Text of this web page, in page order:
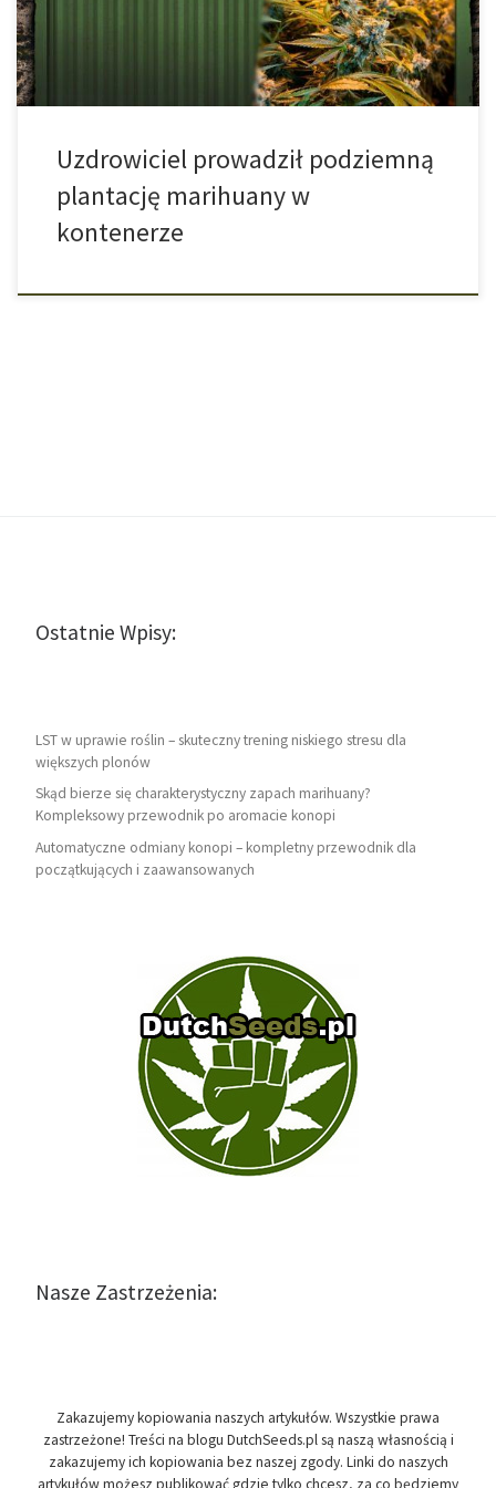
wyroku. Plantacja marihuany, o którą toczył się […]
Uzdrowiciel prowadził podziemną
plantację marihuany w
kontenerze
Ostatnie Wpisy:
LST w uprawie roślin – skuteczny trening niskiego stresu dla
większych plonów
Skąd bierze się charakterystyczny zapach marihuany?
Kompleksowy przewodnik po aromacie konopi
Automatyczne odmiany konopi – kompletny przewodnik dla
początkujących i zaawansowanych
Nasze Zastrzeżenia:
Zakazujemy kopiowania naszych artykułów. Wszystkie prawa
zastrzeżone! Treści na blogu DutchSeeds.pl są naszą własnością i
zakazujemy ich kopiowania bez naszej zgody. Linki do naszych